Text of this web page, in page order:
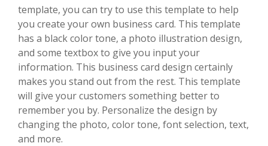
template, you can try to use this template to help
you create your own business card. This template
has a black color tone, a photo illustration design,
and some textbox to give you input your
information. This business card design certainly
makes you stand out from the rest. This template
will give your customers something better to
remember you by. Personalize the design by
changing the photo, color tone, font selection, text,
and more.